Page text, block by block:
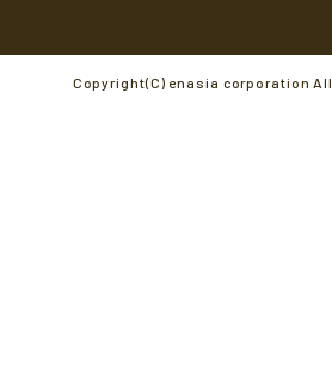
Copyright(C) enasia corporation All